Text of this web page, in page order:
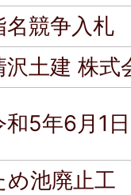
名競争入札
沢土建 株式
和5年6月1日
め池廃止工